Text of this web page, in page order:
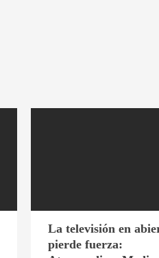
La televisión en
pierde fuerza: